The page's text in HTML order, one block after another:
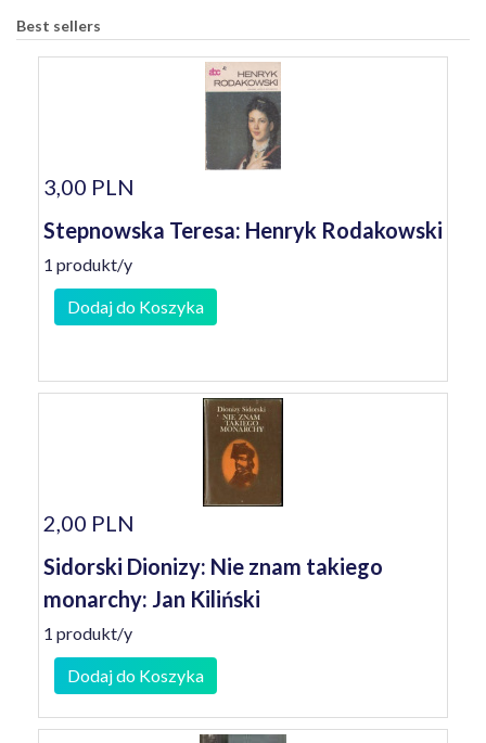
Best sellers
3,00 PLN
Stepnowska Teresa: Henryk Rodakowski
1 produkt/y
Dodaj do Koszyka
2,00 PLN
Sidorski Dionizy: Nie znam takiego
monarchy: Jan Kiliński
1 produkt/y
Dodaj do Koszyka